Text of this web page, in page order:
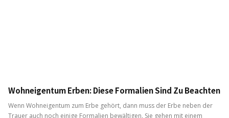
Wohneigentum Erben: Diese Formalien Sind Zu Beachten
Wenn Wohneigentum zum Erbe gehört, dann muss der Erbe neben der
Trauer auch noch einige Formalien bewältigen. Sie gehen mit einem